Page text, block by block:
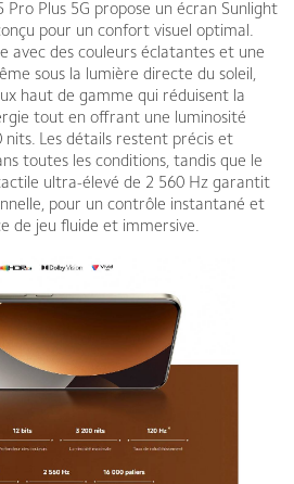
Pro Plus 5G propose un écran Sunlight
pour un confort visuel optimal.
avec des couleurs éclatantes et une
sous la lumière directe du soleil,
haut de gamme qui réduisent la
tout en offrant une luminosité
nits. Les détails restent précis et
toutes les conditions, tandis que le
ultra-élevé de 2 560 Hz garantit
pour un contrôle instantané et
de jeu fluide et immersive.